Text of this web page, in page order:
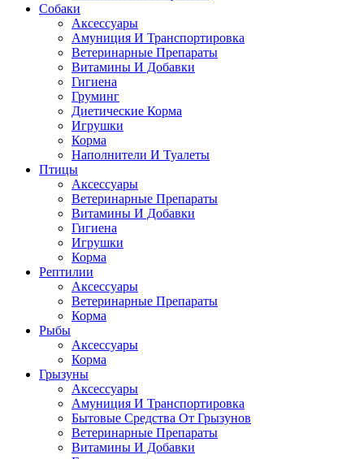
Собаки
Аксессуары
Амуниция И Транспортировка
Ветеринарные Препараты
Витамины И Добавки
Гигиена
Груминг
Диетические Корма
Игрушки
Корма
Наполнители И Туалеты
Птицы
Аксессуары
Ветеринарные Препараты
Витамины И Добавки
Гигиена
Игрушки
Корма
Рептилии
Аксессуары
Ветеринарные Препараты
Корма
Рыбы
Аксессуары
Корма
Грызуны
Аксессуары
Амуниция И Транспортировка
Бытовые Средства От Грызунов
Ветеринарные Препараты
Витамины И Добавки